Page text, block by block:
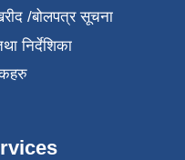
/बोलपत्र सूचना
निर्देशिका